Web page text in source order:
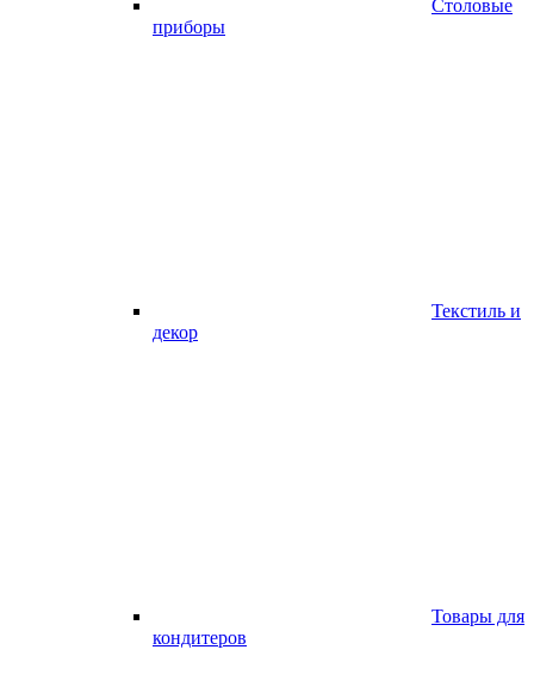
Столовые
приборы
Текстиль и
декор
Товары для
кондитеров